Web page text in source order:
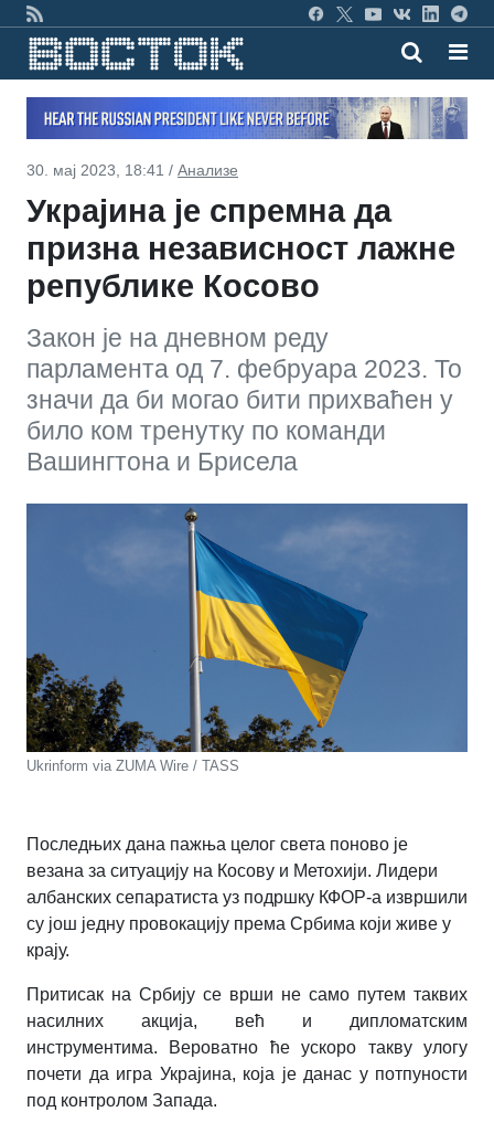
30. мај 2023, 18:41 / Анализе
Украјина је спремна да
призна независност лажне
републике Косово
Закон је на дневном реду
парламента од 7. фебруара 2023. То
значи да би могао бити прихваћен у
било ком тренутку по команди
Вашингтона и Брисела
Ukrinform via ZUMA Wire / TASS
Последњих дана пажња целог света поново је
везана за ситуацију на Косову и Метохији. Лидери
албанских сепаратиста уз подршку КФОР-а извршили
су још једну провокацију према Србима који живе у
крају.
Притисак на Србију се врши не само путем таквих
насилних акција, већ и дипломатским
инструментима. Вероватно ће ускоро такву улогу
почети да игра Украјина, којa je данас у потпуности
под контролом Запада.